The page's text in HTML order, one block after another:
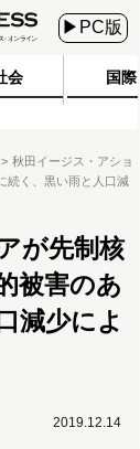
▶PC版
会 国際
秋田イージス・アショ
続く、黒い雨と人口減
が先制核
被害のあ
減少によ
2019.12.14